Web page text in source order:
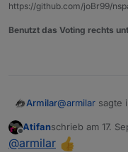
https://github.com/joBr99/
Benutzt das Voting rechts
Armilar@armilar sagte
@
Offline
Atifanschrieb am 17.
zuletzt editiert
@armilar